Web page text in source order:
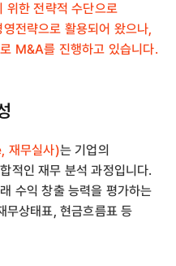
위한 전략적 수단으로
전략으로 활용되어 왔으나,
M&A를 진행하고 있습니다.
무실사)는 기업의
적인 재무 분석 과정입니다.
수익 창출 능력을 평가하는
무상태표, 현금흐름표 등